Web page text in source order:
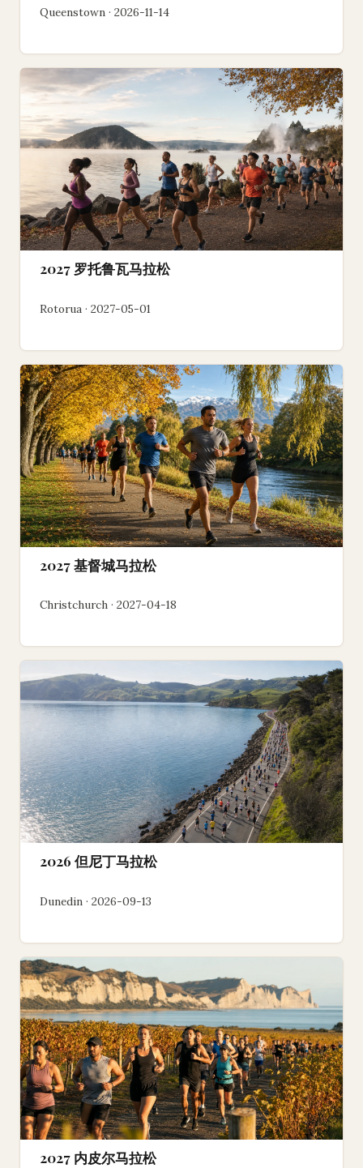
Queenstown · 2026-11-14
2027 罗托鲁瓦马拉松
Rotorua · 2027-05-01
2027 基督城马拉松
Christchurch · 2027-04-18
2026 但尼丁马拉松
Dunedin · 2026-09-13
2027 内皮尔马拉松